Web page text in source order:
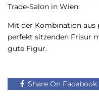
Trade-Salon in Wien.
Mit der Kombination aus
perfekt sitzenden Frisur
gute Figur.
Share On Facebook